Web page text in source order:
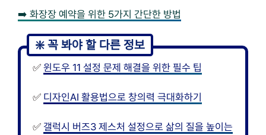
➡️ 화장장 예약을 위한 5가지 간단한 방법
✅ 윈도우 11 설정 문제 해결을 위한 필수 팁
✅ 디자인AI 활용법으로 창의력 극대화하기
✅ 갤럭시 버즈3 제스처 설정으로 삶의 질을 높이는